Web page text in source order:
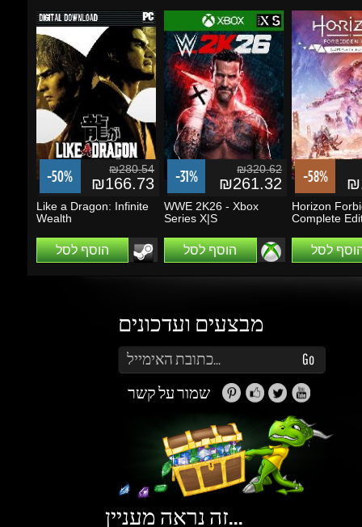
-50% ₪280.54
₪166.73
Like a Dragon: Infinite
Wealth
הוסף לסל
-31% ₪320.62
₪261.32
WWE 2K26 - Xbox
Series X|S
הוסף לסל
-58%
Horizon
Complete
הוסף לסל
מבצעים ועדכונים
Go
זה נראה מעניין...
תוכלו לקבל הטבות, הנחות, שתפו חברים ותוכלו
להרוויח כסף.
למידע נוסף ליחצו
גיימינג דרגונס